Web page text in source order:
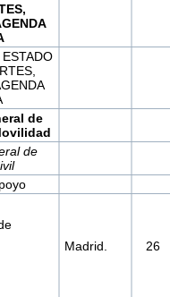
de
de
Madrid. 26